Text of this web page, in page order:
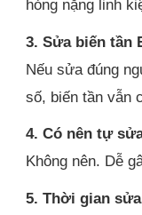
hỏng nặng linh
3. Sửa biến tần
Nếu sửa đúng
số, biến tần vẫn
4. Có nên tự
Không nên. Dễ
5. Thời gian